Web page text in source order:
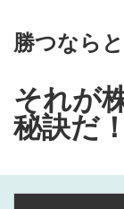
勝つなら
それが
秘訣だ！